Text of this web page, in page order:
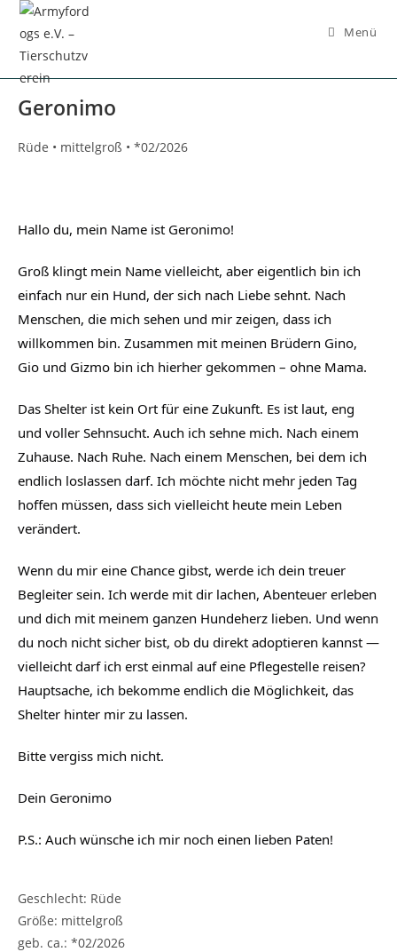
Menü
Geronimo
Rüde • mittelgroß • *02/2026
Hallo du, mein Name ist Geronimo!
Groß klingt mein Name vielleicht, aber eigentlich bin ich
einfach nur ein Hund, der sich nach Liebe sehnt. Nach
Menschen, die mich sehen und mir zeigen, dass ich
willkommen bin. Zusammen mit meinen Brüdern Gino,
Gio und Gizmo bin ich hierher gekommen – ohne Mama.
Das Shelter ist kein Ort für eine Zukunft. Es ist laut, eng
und voller Sehnsucht. Auch ich sehne mich. Nach einem
Zuhause. Nach Ruhe. Nach einem Menschen, bei dem ich
endlich loslassen darf. Ich möchte nicht mehr jeden Tag
hoffen müssen, dass sich vielleicht heute mein Leben
verändert.
Wenn du mir eine Chance gibst, werde ich dein treuer
Begleiter sein. Ich werde mit dir lachen, Abenteuer erleben
und dich mit meinem ganzen Hundeherz lieben. Und wenn
du noch nicht sicher bist, ob du direkt adoptieren kannst —
vielleicht darf ich erst einmal auf eine Pflegestelle reisen?
Hauptsache, ich bekomme endlich die Möglichkeit, das
Shelter hinter mir zu lassen.
Bitte vergiss mich nicht.
Dein Geronimo
P.S.: Auch wünsche ich mir noch einen lieben Paten!
Geschlecht: Rüde
Größe: mittelgroß
geb. ca.: *02/2026